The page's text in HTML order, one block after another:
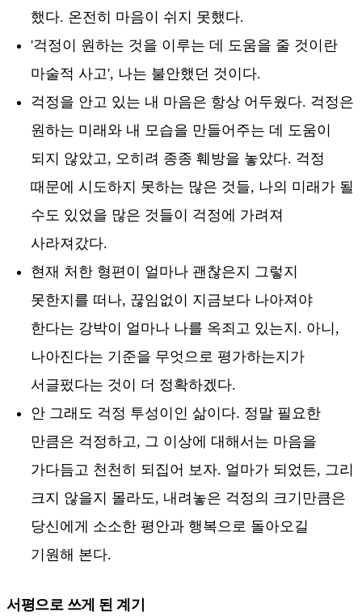
했다. 온전히 마음이 쉬지 못했다.
'걱정이 원하는 것을 이루는 데 도움을 줄 것이란
마술적 사고', 나는 불안했던 것이다.
걱정을 안고 있는 내 마음은 항상 어두웠다. 걱정은
원하는 미래와 내 모습을 만들어주는 데 도움이
되지 않았고, 오히려 종종 훼방을 놓았다. 걱정
때문에 시도하지 못하는 많은 것들, 나의 미래가 될
수도 있었을 많은 것들이 걱정에 가려져
사라져갔다.
현재 처한 형편이 얼마나 괜찮은지 그렇지
못한지를 떠나, 끊임없이 지금보다 나아져야
한다는 강박이 얼마나 나를 옥죄고 있는지. 아니,
나아진다는 기준을 무엇으로 평가하는지가
서글펐다는 것이 더 정확하겠다.
안 그래도 걱정 투성이인 삶이다. 정말 필요한
만큼은 걱정하고, 그 이상에 대해서는 마음을
가다듬고 천천히 되집어 보자. 얼마가 되었든, 그리
크지 않을지 몰라도, 내려놓은 걱정의 크기만큼은
당신에게 소소한 평안과 행복으로 돌아오길
기원해 본다.
서평으로 쓰게 된 계기